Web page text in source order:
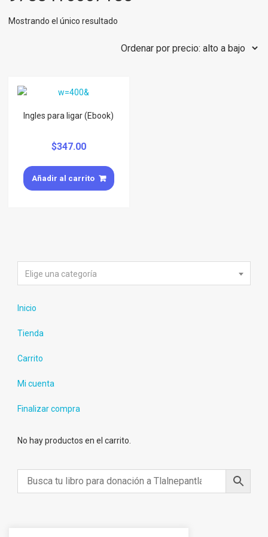
Mostrando el único resultado
Ingles para ligar (Ebook)
$347.00
Añadir al carrito
Elige una categoría
Inicio
Tienda
Carrito
Mi cuenta
Finalizar compra
No hay productos en el carrito.